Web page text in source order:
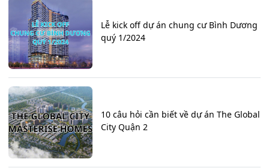
Lễ kick off dự án chung cư Bình Dương
quý 1/2024
10 câu hỏi cần biết về dự án The Global
City Quận 2